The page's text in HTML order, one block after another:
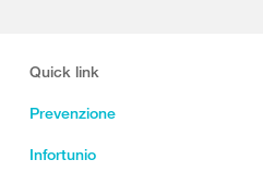
Quick link
Prevenzione
Infortunio